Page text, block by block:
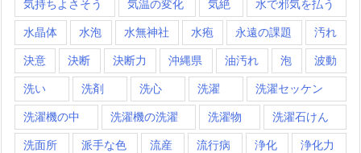
気持ちよさそう 気温の変化 気絶 水で邪気を払う
水晶体 水泡 水無神社 水疱 永遠の課題 汚れ
決意 決断 決断力 沖縄県 油汚れ 泡 波動
洗い 洗剤 洗心 洗濯 洗濯セッケン
洗濯機の中 洗濯機の洗濯 洗濯物 洗濯石けん
洗面所 派手な色 流産 流行病 浄化 浄化力